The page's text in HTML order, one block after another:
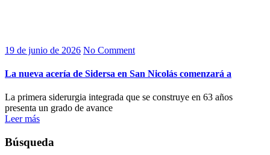
19 de junio de 2026 No Comment
La nueva acería de Sidersa en San Nicolás comenzará a
La primera siderurgia integrada que se construye en 63 años
presenta un grado de avance
Leer más
Búsqueda